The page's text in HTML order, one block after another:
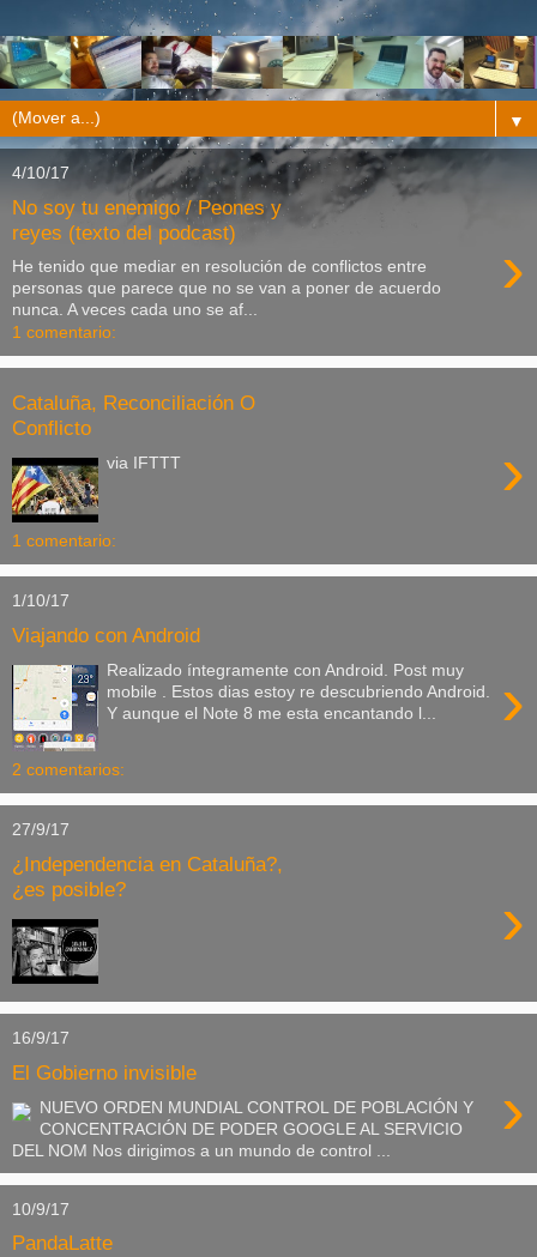
▼
4/10/17
No soy tu enemigo / Peones y
reyes (texto del podcast)
›
He tenido que mediar en resolución de conflictos entre
personas que parece que no se van a poner de acuerdo
nunca. A veces cada uno se af...
1 comentario:
Cataluña, Reconciliación O
Conflicto
›
via IFTTT
1 comentario:
1/10/17
Viajando con Android
›
Realizado íntegramente con Android. Post muy
mobile . Estos dias estoy re descubriendo Android.
Y aunque el Note 8 me esta encantando l...
2 comentarios:
27/9/17
¿Independencia en Cataluña?,
¿es posible?
›
16/9/17
El Gobierno invisible ›
NUEVO ORDEN MUNDIAL CONTROL DE POBLACIÓN Y
CONCENTRACIÓN DE PODER GOOGLE AL SERVICIO
DEL NOM Nos dirigimos a un mundo de control ...
10/9/17
PandaLatte